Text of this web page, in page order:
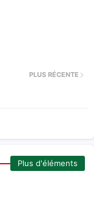
PLUS RÉCENTE
Plus d'éléments